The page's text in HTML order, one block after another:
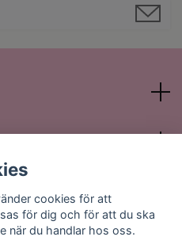
cookies för att
för dig och för att du ska
när du handlar hos oss.